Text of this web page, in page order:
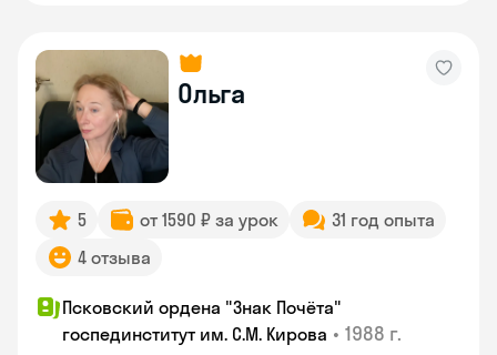
Ольга
5 от 1590 ₽ за урок
31 год опыта
4 отзыва
Псковский ордена "Знак Почёта"
госпединститут им. С.М. Кирова • 1988 г.